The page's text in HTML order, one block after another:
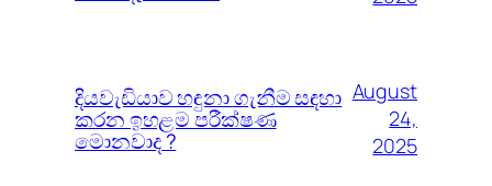
දියවැඩියාව හඳුනා ගැනීම සඳහා
කරන ඉහළම පරීක්ෂණ
මොනවාද ?
August
24,
2025